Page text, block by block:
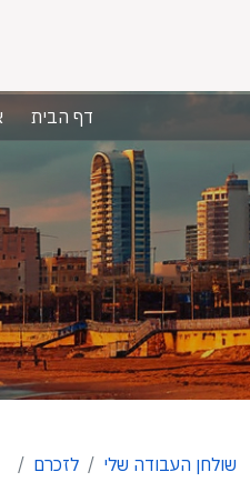
דף הבית
שולחן העבודה שלי לזכרם